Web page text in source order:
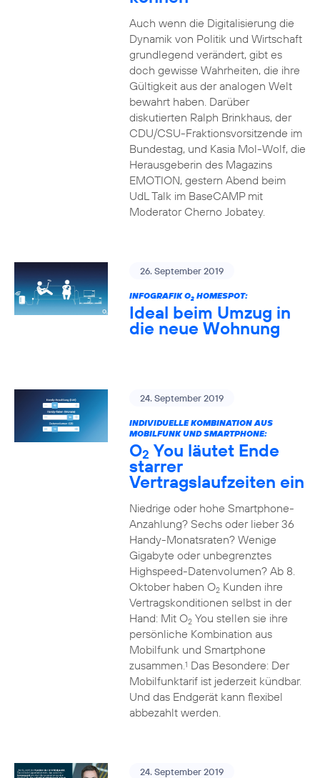
Auch wenn die Digitalisierung die
Dynamik von Politik und Wirtschaft
grundlegend verändert, gibt es
doch gewisse Wahrheiten, die ihre
Gültigkeit aus der analogen Welt
bewahrt haben. Darüber
diskutierten Ralph Brinkhaus, der
CDU/CSU-Fraktionsvorsitzende im
Bundestag, und Kasia Mol-Wolf, die
Herausgeberin des Magazins
EMOTION, gestern Abend beim
UdL Talk im BaseCAMP mit
Moderator Cherno Jobatey.
26. September 2019
INFOGRAFIK O2HOMESPOT:
Ideal beim Umzug in
die neue Wohnung
24. September 2019
INDIVIDUELLE KOMBINATION AUS
MOBILFUNK UND SMARTPHONE:
O2 You läutet Ende
starrer
Vertragslaufzeiten ein
Niedrige oder hohe Smartphone-
Anzahlung? Sechs oder lieber 36
Handy-Monatsraten? Wenige
Gigabyte oder unbegrenztes
Highspeed-Datenvolumen? Ab 8.
Oktober haben O2Kunden ihre
Vertragskonditionen selbst in der
Hand: Mit O2You stellen sie ihre
persönliche Kombination aus
Mobilfunk und Smartphone
zusammen.1 Das Besondere: Der
Mobilfunktarif ist jederzeit kündbar.
Und das Endgerät kann flexibel
abbezahlt werden.
24. September 2019